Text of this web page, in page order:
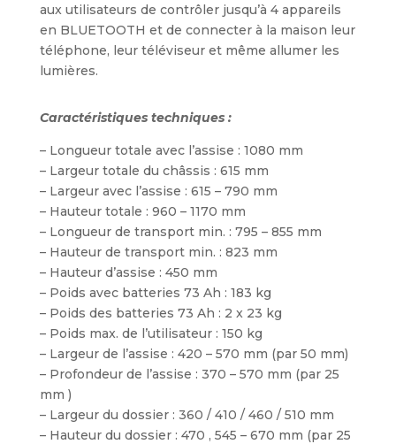
aux utilisateurs de contrôler jusqu’à 4 appareils
en BLUETOOTH et de connecter à la maison leur
téléphone, leur téléviseur et même allumer les
lumières.
Caractéristiques techniques :
– Longueur totale avec l’assise : 1080 mm
– Largeur totale du châssis : 615 mm
– Largeur avec l’assise : 615 – 790 mm
– Hauteur totale : 960 – 1170 mm
– Longueur de transport min. : 795 – 855 mm
– Hauteur de transport min. : 823 mm
– Hauteur d’assise : 450 mm
– Poids avec batteries 73 Ah : 183 kg
– Poids des batteries 73 Ah : 2 x 23 kg
– Poids max. de l’utilisateur : 150 kg
– Largeur de l’assise : 420 – 570 mm (par 50 mm)
– Profondeur de l’assise : 370 – 570 mm (par 25
mm )
– Largeur du dossier : 360 / 410 / 460 / 510 mm
– Hauteur du dossier : 470 , 545 – 670 mm (par 25